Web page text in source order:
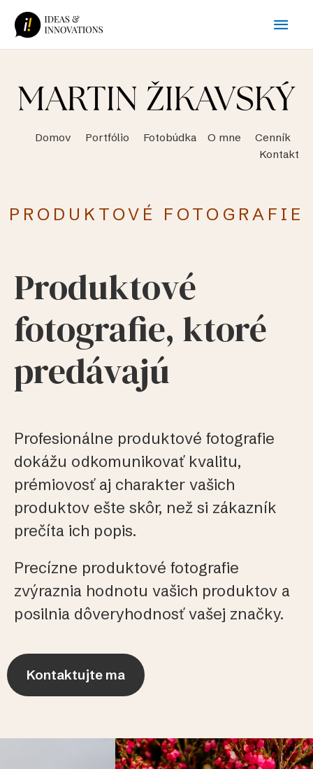
obsah
Domov Portfólio Fotobúdka O mne Cenník
Kontakt
PRODUKTOVÉ FOTOGRAFIE
Produktové
fotografie, ktoré
predávajú
Profesionálne produktové fotografie
dokážu odkomunikovať kvalitu,
prémiovosť aj charakter vašich
produktov ešte skôr, než si zákazník
prečíta ich popis.
Precízne produktové fotografie
zvýraznia hodnotu vašich produktov a
posilnia dôveryhodnosť vašej značky.
Kontaktujte ma